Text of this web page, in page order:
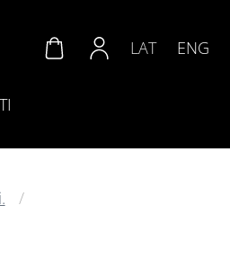
LAT ENG